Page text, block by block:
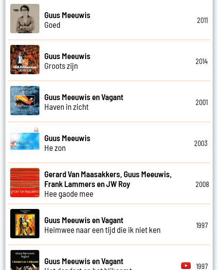
Guus Meeuwis
Goed
2011
Guus Meeuwis
Groots zijn
2014
Guus Meeuwis en Vagant
Haven in zicht
2001
Guus Meeuwis
He zon
2003
Gerard Van Maasakkers, Guus Meeuwis,
Frank Lammers en JW Roy
Hee gaode mee
2008
Guus Meeuwis en Vagant
Heimwee naar een tijd die ik niet ken
1997
Guus Meeuwis en Vagant
1997